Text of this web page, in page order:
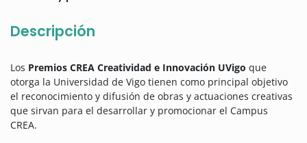
Descripción
Los Premios CREA Creatividad e Innovación UVigo que
otorga la Universidad de Vigo tienen como principal objetivo
el reconocimiento y difusión de obras y actuaciones creativas
que sirvan para el desarrollar y promocionar el Campus
CREA.